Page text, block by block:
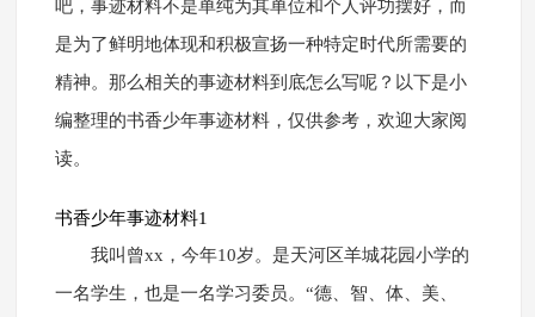
吧，事迹材料不是单纯为其单位和个人评功摆好，而
是为了鲜明地体现和积极宣扬一种特定时代所需要的
精神。那么相关的事迹材料到底怎么写呢？以下是小
编整理的书香少年事迹材料，仅供参考，欢迎大家阅
读。
书香少年事迹材料1
我叫曾xx，今年10岁。是天河区羊城花园小学的
一名学生，也是一名学习委员。“德、智、体、美、